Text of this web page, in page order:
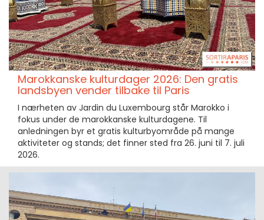
Marokkanske kulturdager 2026: Den gratis
landsbyen vender tilbake til Paris
I nærheten av Jardin du Luxembourg står Marokko i
fokus under de marokkanske kulturdagene. Til
anledningen byr et gratis kulturbyområde på mange
aktiviteter og stands; det finner sted fra 26. juni til 7. juli
2026.